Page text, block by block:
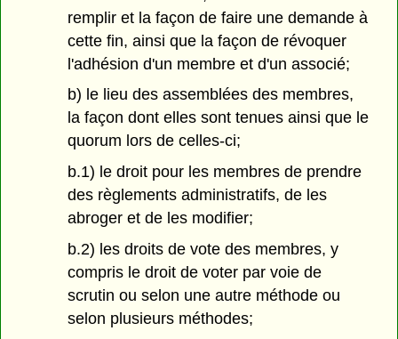
remplir et la façon de faire une demande à
cette fin, ainsi que la façon de révoquer
l'adhésion d'un membre et d'un associé;
b) le lieu des assemblées des membres,
la façon dont elles sont tenues ainsi que le
quorum lors de celles-ci;
b.1) le droit pour les membres de prendre
des règlements administratifs, de les
abroger et de les modifier;
b.2) les droits de vote des membres, y
compris le droit de voter par voie de
scrutin ou selon une autre méthode ou
selon plusieurs méthodes;